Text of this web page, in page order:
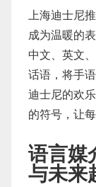
上海迪士尼
成为温暖的
中文、英文
话语，将手
迪士尼的欢
的符号，让
语言媒
与未来